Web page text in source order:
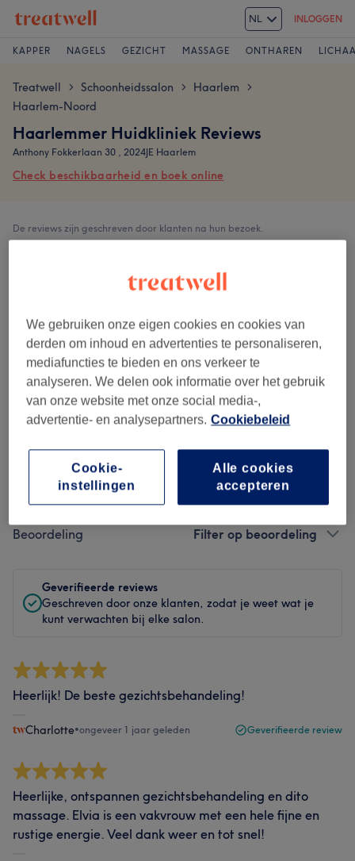
NL INLOGGEN
KAPPER NAGELS GEZICHT MASSAGE ONTHAREN
Treatwell > Schoonheidssalon > Haarlem >
Haarlem-Noord
Haarlemmer Huidkliniek Reviews
Anthony Fokkerlaan 30 , 2024JE Haarlem
Check beschikbaarheid en boek online
De reviews zijn geschreven door klanten na hun bezoek.
Ambiance
Hygiëne
Medewerkers
Reviews filteren
Beoordeling Filter op beoordeling
Geverifieerde reviews
Geschreven door onze klanten, zodat je weet wat je
kunt verwachten bij elke salon.
Heerlijk! De beste gezichtsbehandeling!
Charlotte•ongeveer 1 jaar geleden Geverifieerde review
Heerlijke, ontspannen gezichtsbehandeling en dito
massage. Elvia is een vakvrouw met een hele fijne en
rustige energie. Veel dank weer en tot snel!
We gebruiken onze eigen cookies en cookies van
derden om inhoud en advertenties te personaliseren,
mediafuncties te bieden en ons verkeer te
analyseren. We delen ook informatie over het gebruik
van onze website met onze social media-,
advertentie- en analysepartners. Cookiebeleid
Alle cookies
accepteren
Cookie-
instellingen